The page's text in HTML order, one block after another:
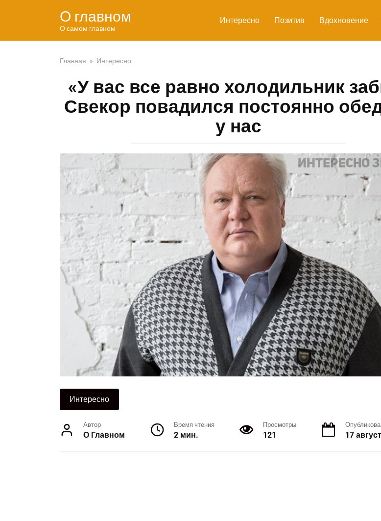
О главном
О самом главном
Интересно Позитив Вдохновение
Главная » Интересно
«У вас все равно холодильник
Свекор повадился постоянно
у нас
Интересно
Автор
О Главном
Время чтения
2 мин.
Просмотры
121 17